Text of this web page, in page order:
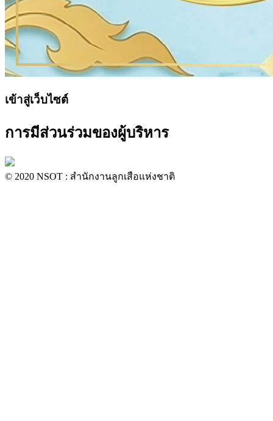
เข้าสู่เว็บไซต์
การมีส่วนร่วมของผู้บริหาร
© 2020 NSOT : สำนักงานลูกเสือแห่งชาติ